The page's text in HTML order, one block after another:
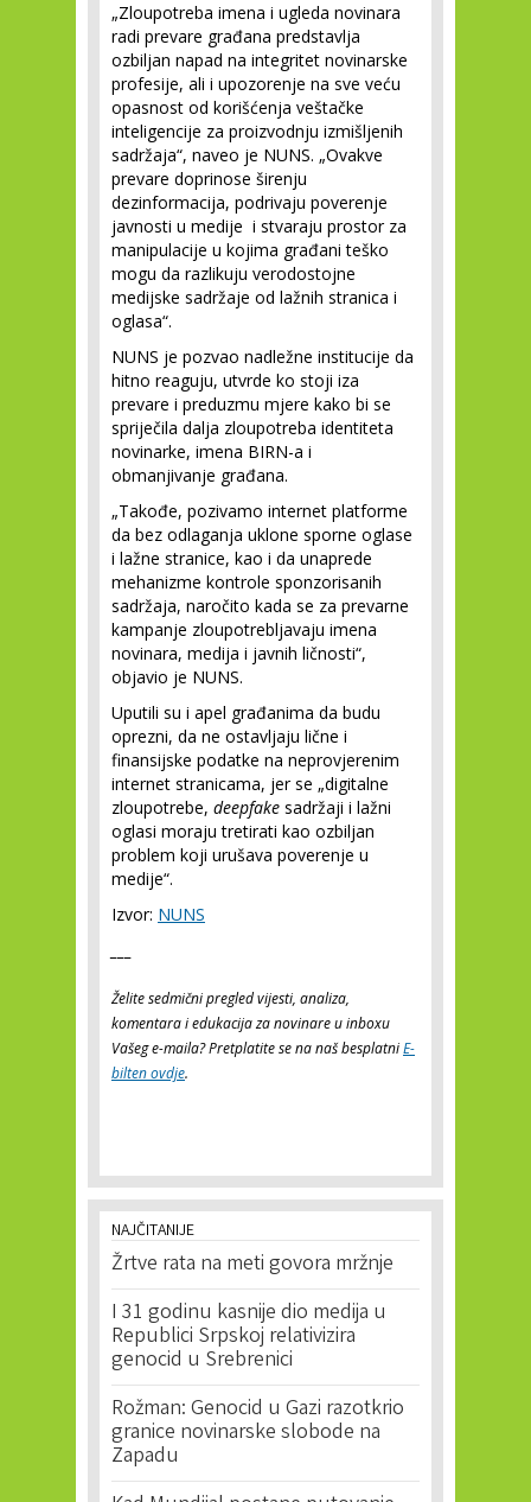
„Zloupotreba imena i ugleda novinara
radi prevare građana predstavlja
ozbiljan napad na integritet novinarske
profesije, ali i upozorenje na sve veću
opasnost od korišćenja veštačke
inteligencije za proizvodnju izmišljenih
sadržaja“, naveo je NUNS. „Ovakve
prevare doprinose širenju
dezinformacija, podrivaju poverenje
javnosti u medije i stvaraju prostor za
manipulacije u kojima građani teško
mogu da razlikuju verodostojne
medijske sadržaje od lažnih stranica i
oglasa“.
NUNS je pozvao nadležne institucije da
hitno reaguju, utvrde ko stoji iza
prevare i preduzmu mjere kako bi se
spriječila dalja zloupotreba identiteta
novinarke, imena BIRN-a i
obmanjivanje građana.
„Takođe, pozivamo internet platforme
da bez odlaganja uklone sporne oglase
i lažne stranice, kao i da unaprede
mehanizme kontrole sponzorisanih
sadržaja, naročito kada se za prevarne
kampanje zloupotrebljavaju imena
novinara, medija i javnih ličnosti“,
objavio je NUNS.
Uputili su i apel građanima da budu
oprezni, da ne ostavljaju lične i
finansijske podatke na neprovjerenim
internet stranicama, jer se „digitalne
zloupotrebe, deepfake sadržaji i lažni
oglasi moraju tretirati kao ozbiljan
problem koji urušava poverenje u
medije“.
Izvor: NUNS
Želite sedmični pregled vijesti, analiza,
komentara i edukacija za novinare u inboxu
Vašeg e-maila? Pretplatite se na naš besplatniE-
bilten ovdje.
NAJČITANIJE
Žrtve rata na meti govora mržnje
I 31 godinu kasnije dio medija u
Republici Srpskoj relativizira
genocid u Srebrenici
Rožman: Genocid u Gazi razotkrio
granice novinarske slobode na
Zapadu